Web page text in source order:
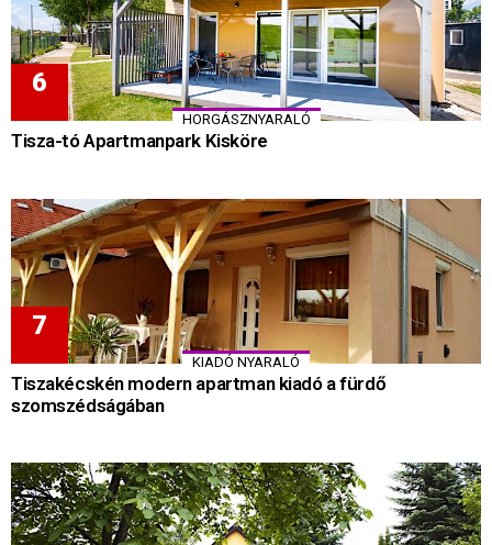
HORGÁSZNYARALÓ
Tisza-tó Apartmanpark Kisköre
KIADÓ NYARALÓ
Tiszakécskén modern apartman kiadó a fürdő
szomszédságában